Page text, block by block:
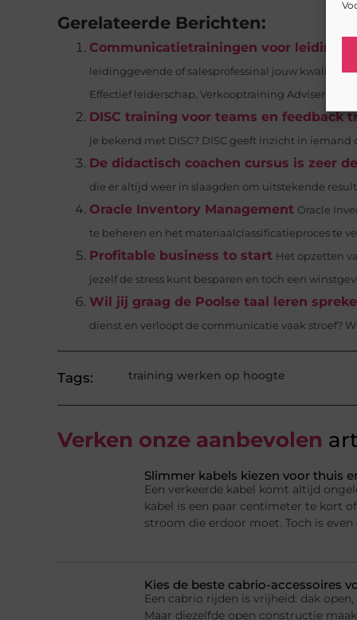
Gerelateerde Berichten:
Communicatietrainingen voor
leidinggevende of salesprofessinal jouw
Effectief leiderschap, Verkooptraining Adviserend
DISC training voor teams en feedback
je bekend met DISC? DISC geeft inzicht in
De didactisch coachen cursus is zeer
die er altijd weer in slaagden om uitstekende
Oracle Inventory Management Oracle
te beheren en het materiaalclassificatieproces te
Profitable business to start Het opzetten
jezelf de stress kunt besparen en toch een
Wil jij graag de Poolse taal leren
dienst en verloopt de communicatie vaak stroef?
Tags: training werken op hoogte
Verken onze aanbevolen
Slimmer kabels kiezen voor thuis
Een verkeerde kabel komt altijd
kabel is een paar centimeter te kort
stroom die erdoor moet. Toch is even
Kies de beste cabrio-accessoires
Een cabrio rijden is vrijheid: dak
Maar diezelfde open constructie